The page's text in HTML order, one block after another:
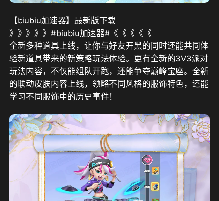
【biubiu加速器】最新版下载
》》》》》#biubiu加速器#《《《《《
全新多种道具上线，让你与好友开黑的同时还能共同体
验新道具带来的新策略玩法体验。更有全新的3V3派对
玩法内容，不仅能组队开跑，还能争夺巅峰宝座。全新
的联动皮肤内容上线，领略不同风格的服饰特色，还能
学习不同服饰中的历史事件！